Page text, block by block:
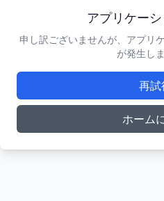
アプリケー
申し訳ございませんが、アプリ
が発生し
再試
ホーム